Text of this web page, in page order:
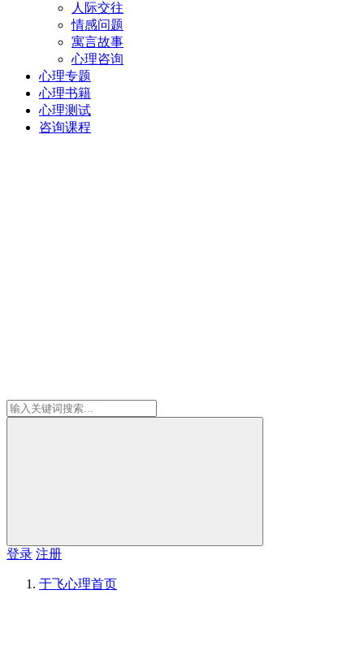
人际交往
情感问题
寓言故事
心理咨询
心理专题
心理书籍
心理测试
咨询课程
登录 注册
于飞心理首页